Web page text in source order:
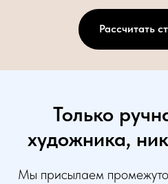
Рассчитать
Только
художника,
Мы присылаем